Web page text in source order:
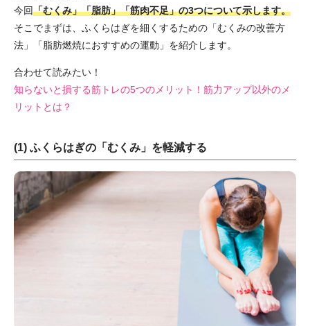
今回「むくみ」「脂肪」「筋肉不足」の3つについて示します。
そこでまずは、ふくらはぎを細くするための「むくみの改善方
法」「脂肪燃焼におすすめの運動」を紹介します。
合わせて読みたい！
知らないと損する筋トレの5つのメリット！筋力アップ以外のメ
リットとは？
(1) ふくらはぎの「むくみ」を軽減する